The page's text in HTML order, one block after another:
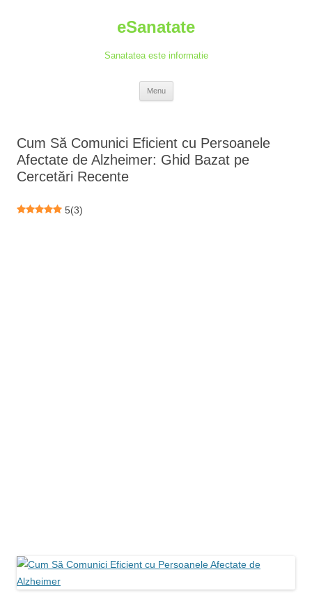
eSanatate
Sanatatea este informatie
Menu
Cum Să Comunici Eficient cu Persoanele
Afectate de Alzheimer: Ghid Bazat pe
Cercetări Recente
5(3)